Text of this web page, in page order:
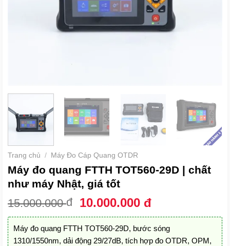
Trang chủ / Máy Đo Cáp Quang OTDR
Máy đo quang FTTH TOT560-29D | chất
như máy Nhật, giá tốt
15.000.000đ Giá
gốc
là:
15.000.000 đ.
10.000.000 đGiá
hiện
tại
là:
Máy đo quang FTTH TOT560-29D, bước sóng
1310/1550nm, dải động 29/27dB, tích hợp đo OTDR, OPM,